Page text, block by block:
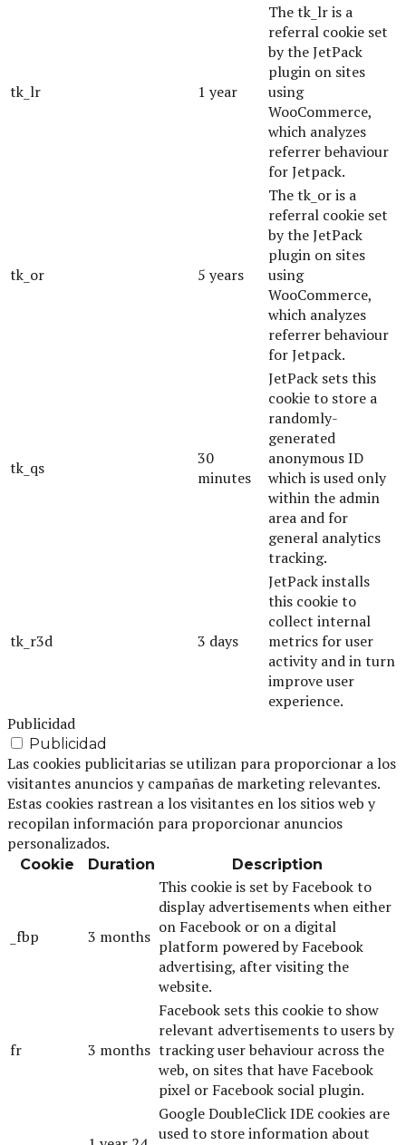
tk_lr 1 year
The tk_lr is a
referral cookie set
by the JetPack
plugin on sites
using
WooCommerce,
which analyzes
referrer behaviour
for Jetpack.
tk_or 5 years
The tk_or is a
referral cookie set
by the JetPack
plugin on sites
using
WooCommerce,
which analyzes
referrer behaviour
for Jetpack.
tk_qs
30
minutes
JetPack sets this
cookie to store a
randomly-
generated
anonymous ID
which is used only
within the admin
area and for
general analytics
tracking.
tk_r3d 3 days
JetPack installs
this cookie to
collect internal
metrics for user
activity and in turn
improve user
experience.
Publicidad
Publicidad
Las cookies publicitarias se utilizan para proporcionar a los
visitantes anuncios y campañas de marketing relevantes.
Estas cookies rastrean a los visitantes en los sitios web y
recopilan información para proporcionar anuncios
personalizados.
Cookie Duration Description
_fbp 3 months
This cookie is set by Facebook to
display advertisements when either
on Facebook or on a digital
platform powered by Facebook
advertising, after visiting the
website.
fr 3 months
Facebook sets this cookie to show
relevant advertisements to users by
tracking user behaviour across the
web, on sites that have Facebook
pixel or Facebook social plugin.
Google DoubleClick IDE cookies are
used to store information about